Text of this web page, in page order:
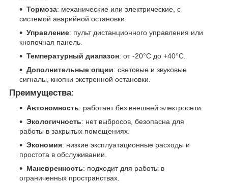
Тормоза: механические или электрические, с
системой аварийной остановки.
Управление: пульт дистанционного управления или
кнопочная панель.
Температурный диапазон: от -20°C до +40°C.
Дополнительные опции: световые и звуковые
сигналы, кнопки экстренной остановки.
Преимущества:
Автономность: работает без внешней электросети.
Экологичность: нет выбросов, безопасна для
работы в закрытых помещениях.
Экономия: низкие эксплуатационные расходы и
простота в обслуживании.
Маневренность: подходит для работы в
ограниченных пространствах.